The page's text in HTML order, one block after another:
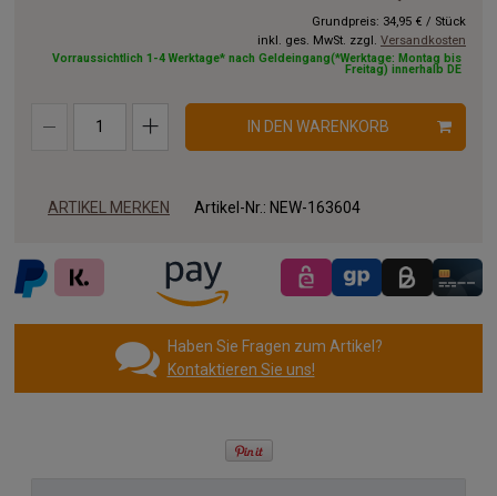
Grundpreis: 34,95 € / Stück
inkl. ges. MwSt. zzgl. Versandkosten
Vorraussichtlich 1-4 Werktage* nach Geldeingang(*Werktage: Montag bis
Freitag) innerhalb DE
IN DEN WARENKORB
ARTIKEL MERKEN Artikel-Nr.: NEW-163604
Haben Sie Fragen zum Artikel?
Kontaktieren Sie uns!